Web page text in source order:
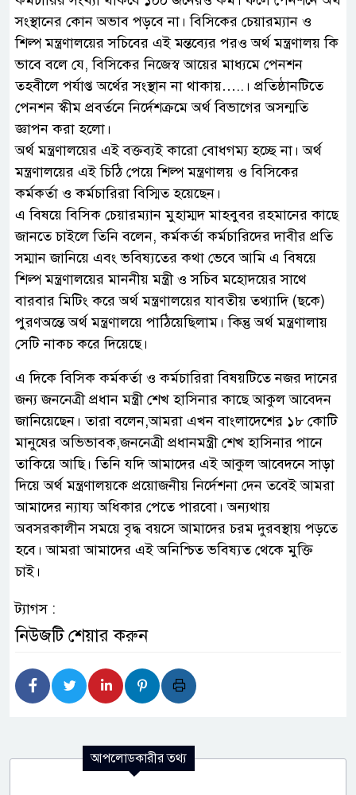
সংস্থানের কোন অভাব পড়বে না। বিসিকের চেয়ারম্যান ও
শিল্প মন্ত্রণালয়ের সচিবের এই মন্তব্যের পরও অর্থ মন্ত্রণালয় কি
ভাবে বলে যে, বিসিকের নিজেস্ব আয়ের মাধ্যমে পেনশন
তহবীলে পর্যাপ্ত অর্থের সংস্থান না থাকায়…..। প্রতিষ্ঠানটিতে
পেনশন স্কীম প্রবর্তনে নির্দেশক্রমে অর্থ বিভাগের অসন্মতি
জ্ঞাপন করা হলো।
অর্থ মন্ত্রণালয়ের এই বক্তব্যই কারো বোধগম্য হচ্ছে না। অর্থ
মন্ত্রণালয়ের এই চিঠি পেয়ে শিল্প মন্ত্রণালয় ও বিসিকের
কর্মকর্তা ও কর্মচারিরা বিস্মিত হয়েছেন।
এ বিষয়ে বিসিক চেয়ারম্যান মুহাম্মদ মাহবুবর রহমানের কাছে
জানতে চাইলে তিনি বলেন, কর্মকর্তা কর্মচারিদের দাবীর প্রতি
সম্মান জানিয়ে এবং ভবিষ্যতের কথা ভেবে আমি এ বিষয়ে
শিল্প মন্ত্রণালয়ের মাননীয় মন্ত্রী ও সচিব মহোদয়ের সাথে
বারবার মিটিং করে অর্থ মন্ত্রণালয়ের যাবতীয় তথ্যাদি (ছকে)
পুরণঅন্তে অর্থ মন্ত্রণালয়ে পাঠিয়েছিলাম। কিন্তু অর্থ মন্ত্রণালায়
সেটি নাকচ করে দিয়েছে।
এ দিকে বিসিক কর্মকর্তা ও কর্মচারিরা বিষয়টিতে নজর দানের
জন্য জননেত্রী প্রধান মন্ত্রী শেখ হাসিনার কাছে আকুল আবেদন
জানিয়েছেন। তারা বলেন,আমরা এখন বাংলাদেশের ১৮ কোটি
মানুষের অভিভাবক,জননেত্রী প্রধানমন্ত্রী শেখ হাসিনার পানে
তাকিয়ে আছি। তিনি যদি আমাদের এই আকুল আবেদনে সাড়া
দিয়ে অর্থ মন্ত্রণালয়কে প্রয়োজনীয় নির্দেশনা দেন তবেই আমরা
আমাদের ন্যায্য অধিকার পেতে পারবো। অন্যথায়
অবসরকালীন সময়ে বৃদ্ধ বয়সে আমাদের চরম দুরবস্থায় পড়তে
হবে। আমরা আমাদের এই অনিশ্চিত ভবিষ্যত থেকে মুক্তি
চাই।
ট্যাগস :
নিউজটি শেয়ার করুন
আপলোডকারীর তথ্য